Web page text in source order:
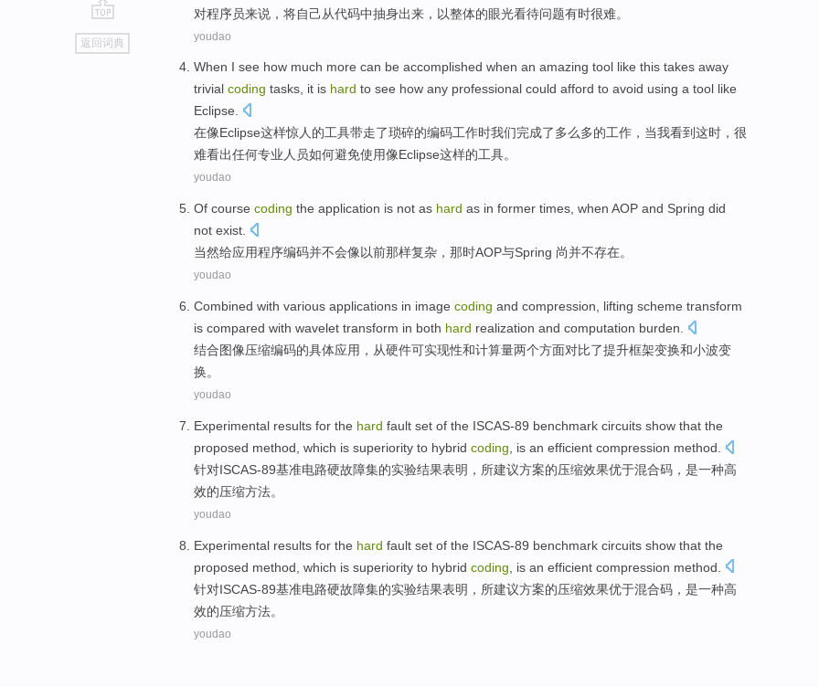
go
top
返回词典
对程序员来说 ， 将自己从代码中抽身出来，以整体的眼光看待问题有时很难。
youdao
When I see how much more can be accomplished when an amazing tool like this takes away
trivial coding tasks, it is hard to see how any professional could afford to avoid using a tool like
Eclipse.
在像Eclipse这样惊人的工具带走了琐碎的编码工作时我们完成了多么多的工作， 当我看到这时， 很
难看出任何专业人员如何避免使用像Eclipse这样的工具。
youdao
Of course coding the application is not as hard as in former times when AOP and Spring did
not exist.
当然给应用程序编码并不会像以前那样复杂， 那时AOP与Spring 尚并不存在。
youdao
Combined with various applications in image coding and compression lifting scheme transform
is compared with wavelet transform in both hard realization and computation burden.
结合图像压缩编码的具体应用 ，从硬件可实现性和计算量两个方面对比了提升框架变换和小波变
换。
youdao
Experimental results for the hard fault set of the ISCAS-89 benchmark circuits show that the
proposed method which is superiority to hybrid coding is an efficient compression method
针对ISCAS-89基准电路硬故障集的实验结果表明 ， 所建议方案的压缩效果优于混合码 ， 是一种高
效的压缩方法。
youdao
Experimental results for the hard fault set of the ISCAS-89 benchmark circuits show that the
proposed method which is superiority to hybrid coding is an efficient compression method
针对ISCAS-89基准电路硬故障集的实验结果表明 ， 所建议方案的压缩效果优于混合码 ， 是一种高
效的压缩方法。
youdao